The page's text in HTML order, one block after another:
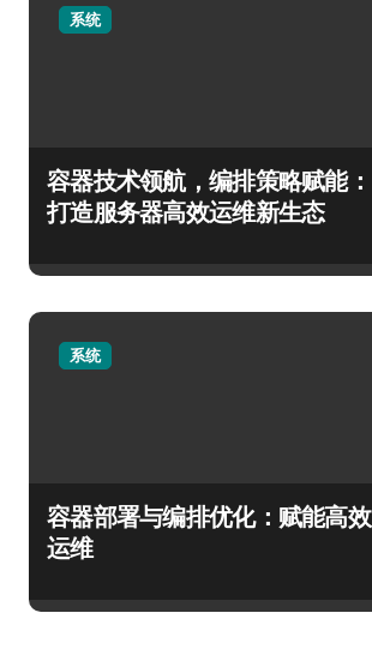
系统
容器技术领航，编排策略赋能：
打造服务器高效运维新生态
系统
容器部署与编排优化：赋能高效
运维